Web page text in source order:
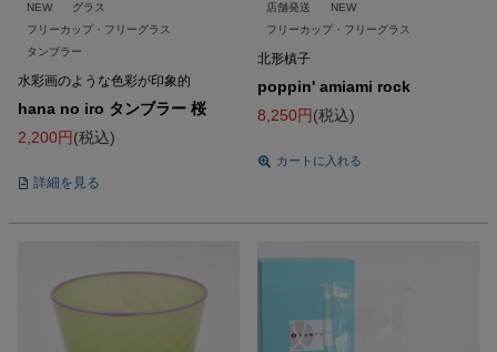
NEW
グラス
フリーカップ・フリーグラス
タンブラー
水彩画のような色彩が印象的
hana no iro タンブラー 桜
2,200
税込
詳細を見る
店舗発送
NEW
フリーカップ・フリーグラス
北形槙子
poppin' amiami rock
8,250
税込
カートに入れる